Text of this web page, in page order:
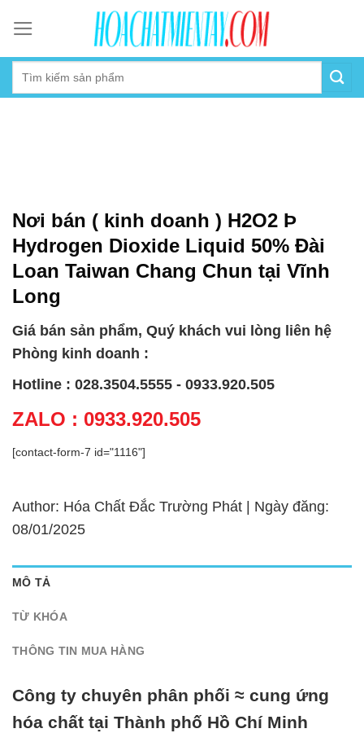
content
Nơi bán ( kinh doanh ) H2O2 Þ
Hydrogen Dioxide Liquid 50% Đài
Loan Taiwan Chang Chun tại Vĩnh
Long
Giá bán sản phẩm, Quý khách vui lòng liên hệ
Phòng kinh doanh :
Hotline : 028.3504.5555 - 0933.920.505
ZALO : 0933.920.505
[contact-form-7 id="1116"]
Author: Hóa Chất Đắc Trường Phát | Ngày đăng:
08/01/2025
MÔ TẢ
TỪ KHÓA
THÔNG TIN MUA HÀNG
Công ty chuyên phân phối ≈ cung ứng
hóa chất tại Thành phố Hồ Chí Minh